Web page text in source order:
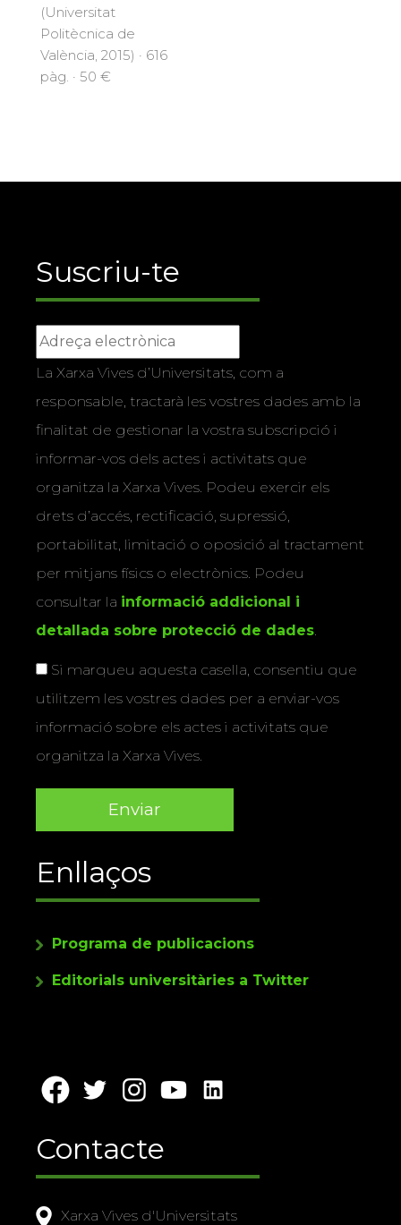
(Universitat
Politècnica de
València, 2015) · 616
pàg. · 50 €
Suscriu-te
La Xarxa Vives d’Universitats, com a
responsable, tractarà les vostres dades amb la
finalitat de gestionar la vostra subscripció i
informar-vos dels actes i activitats que
organitza la Xarxa Vives. Podeu exercir els
drets d’accés, rectificació, supressió,
portabilitat, limitació o oposició al tractament
per mitjans físics o electrònics. Podeu
consultar la informació addicional i
detallada sobre protecció de dades.
Si marqueu aquesta casella, consentiu que
utilitzem les vostres dades per a enviar-vos
informació sobre els actes i activitats que
organitza la Xarxa Vives.
Enllaços
Programa de publicacions
Editorials universitàries a Twitter
Contacte
Xarxa Vives d'Universitats